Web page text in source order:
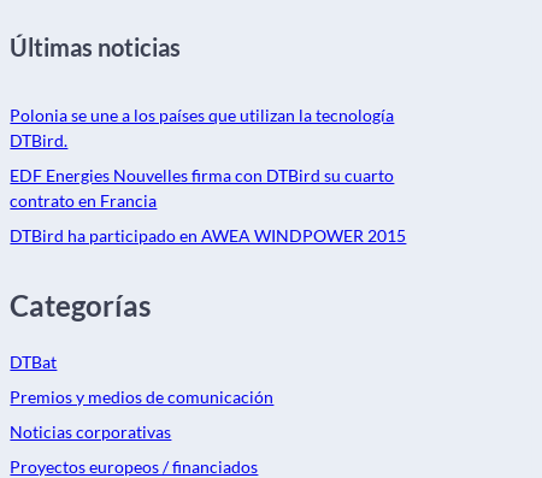
Últimas noticias
Polonia se une a los países que utilizan la tecnología
DTBird.
EDF Energies Nouvelles firma con DTBird su cuarto
contrato en Francia
DTBird ha participado en AWEA WINDPOWER 2015
Categorías
DTBat
Premios y medios de comunicación
Noticias corporativas
Proyectos europeos / financiados